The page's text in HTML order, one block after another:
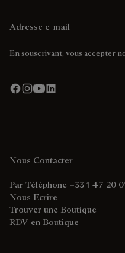
En souscrivant, vous accepter
Nous Contacter
Par Téléphone +33 1 47 20
Nous Ecrire
Trouver une Boutique
RDV en Boutique